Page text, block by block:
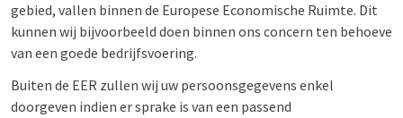
gebied, vallen binnen de Europese Economische Ruimte. Dit
kunnen wij bijvoorbeeld doen binnen ons concern ten behoeve
van een goede bedrijfsvoering.
Buiten de EER zullen wij uw persoonsgegevens enkel
doorgeven indien er sprake is van een passend